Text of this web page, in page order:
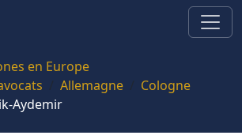
en Europe
Allemagne
Cologne
Aydemir